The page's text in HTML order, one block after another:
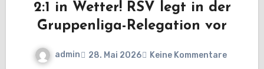
2:1 in Wetter! RSV legt in der
Gruppenliga-Relegation vor
admin 28. Mai 2026 Keine Kommentare